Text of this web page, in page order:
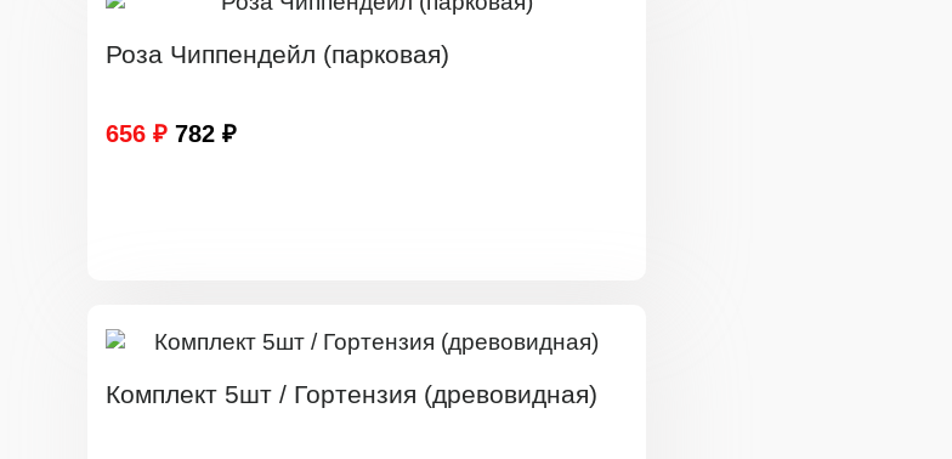
Роза Чиппендейл (парковая)
656 ₽ 782 ₽
Комплект 5шт / Гортензия (древовидная)